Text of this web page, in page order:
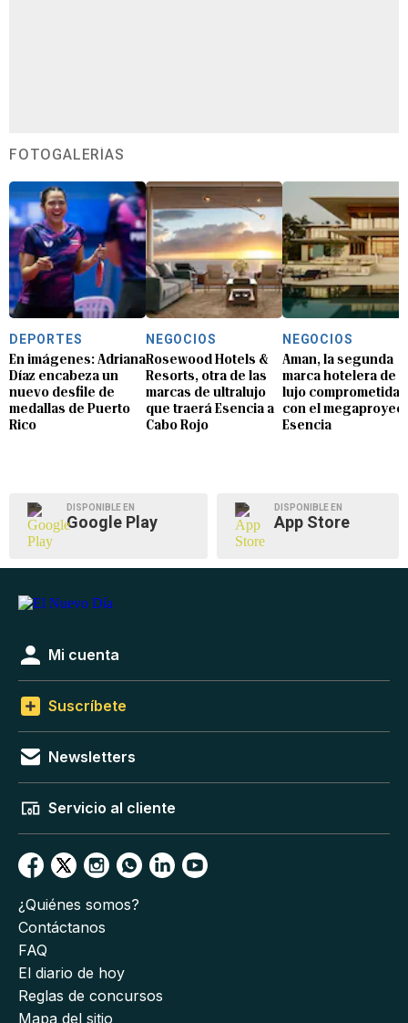
FOTOGALERÍAS
DEPORTES
En imágenes: Adriana
Díaz encabeza un
nuevo desfile de
medallas de Puerto
Rico
NEGOCIOS
Rosewood Hotels &
Resorts, otra de las
marcas de ultralujo
que traerá Esencia a
Cabo Rojo
NEGOCIOS
Aman, la segunda
marca hotelera de
lujo comprometida
con el
Esencia
DISPONIBLE EN
Google Play
DISPONIBLE EN
App Store
Mi cuenta
Suscríbete
Newsletters
Servicio al cliente
¿Quiénes somos?
Contáctanos
FAQ
El diario de hoy
Reglas de concursos
Mapa del sitio